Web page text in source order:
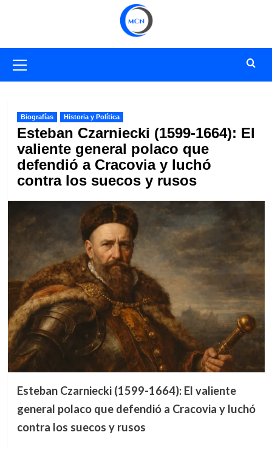
primario
Biografías Historia y Política
Esteban Czarniecki (1599-1664): El
valiente general polaco que
defendió a Cracovia y luchó
contra los suecos y rusos
Esteban Czarniecki (1599-1664): El valiente
general polaco que defendió a Cracovia y luchó
contra los suecos y rusos